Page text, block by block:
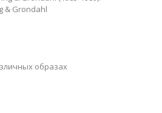
& Grondahl
образах